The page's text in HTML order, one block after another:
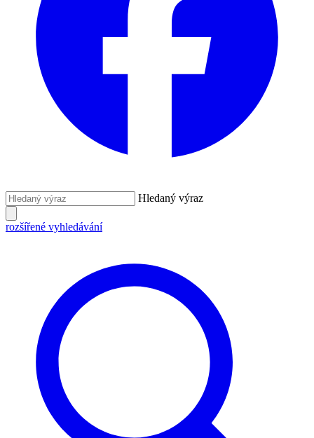
Hledaný výraz
rozšířené vyhledávání